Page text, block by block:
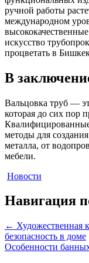
ручной работы
международном
искусство
процветать в
В
Вальцовка труб —
которая до сих пор
методы для
металла, от
мебели.
Новости
Навигация
← Художественная
безопасность в доме
Особенности